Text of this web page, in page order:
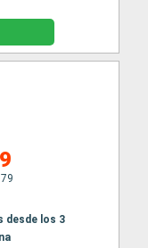
desde los 3